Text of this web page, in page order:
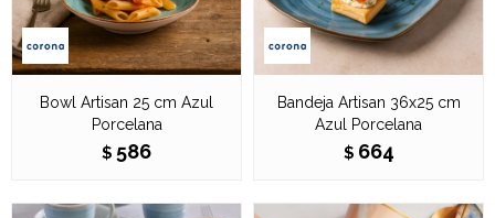
Bowl Artisan 25 cm Azul
Porcelana
$ 586
Bandeja Artisan 36x25 cm
Azul Porcelana
$ 664